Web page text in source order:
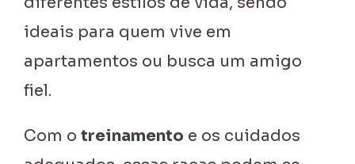
ideais para quem vive em
apartamentos ou busca um amigo
fiel.
Com o treinamento e os cuidados